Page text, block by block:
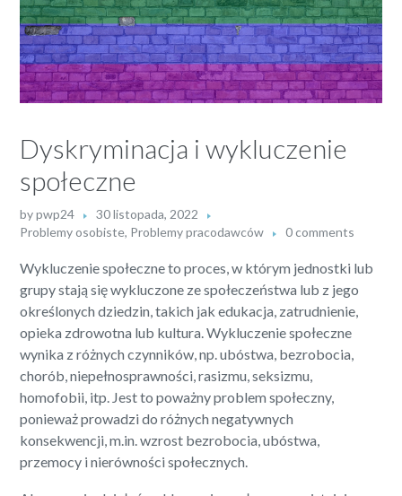
Dyskryminacja i wykluczenie
społeczne
bypwp24
30 listopada, 2022
Problemy osobiste, Problemy pracodawców 0 comments
Wykluczenie społeczne to proces, w którym jednostki lub
grupy stają się wykluczone ze społeczeństwa lub z jego
określonych dziedzin, takich jak edukacja, zatrudnienie,
opieka zdrowotna lub kultura. Wykluczenie społeczne
wynika z różnych czynników, np. ubóstwa, bezrobocia,
chorób, niepełnosprawności, rasizmu, seksizmu,
homofobii, itp. Jest to poważny problem społeczny,
ponieważ prowadzi do różnych negatywnych
konsekwencji, m.in. wzrost bezrobocia, ubóstwa,
przemocy i nierówności społecznych.